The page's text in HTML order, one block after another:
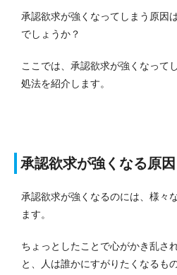
承認欲求が強くなってしまう原因
でしょうか？
ここでは、承認欲求が強くなって
処法を紹介します。
承認欲求が強くなる原因
承認欲求が強くなるのには、様々
ます。
ちょっとしたことで心がかき乱さ
と、人は誰かにすがりたくなるも